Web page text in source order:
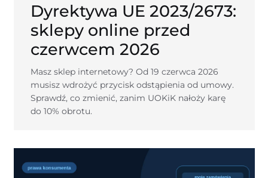
Dyrektywa UE 2023/2673:
sklepy online przed
czerwcem 2026
Masz sklep internetowy? Od 19 czerwca 2026
musisz wdrożyć przycisk odstąpienia od umowy.
Sprawdź, co zmienić, zanim UOKiK nałoży karę
do 10% obrotu.